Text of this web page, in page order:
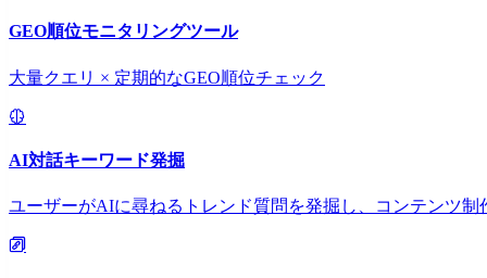
GEO順位モニタリングツール
大量クエリ × 定期的なGEO順位チェック
AI対話キーワード発掘
ユーザーがAIに尋ねるトレンド質問を発掘し、コンテンツ制